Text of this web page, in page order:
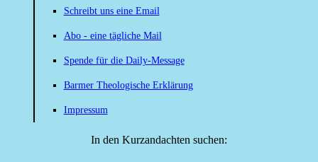
Schreibt uns eine Email
Abo - eine tägliche Mail
Spende für die Daily-Message
Barmer Theologische Erklärung
Impressum
In den Kurzandachten suchen: